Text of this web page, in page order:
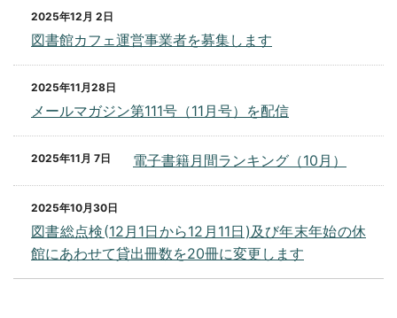
2025年12月 2日
図書館カフェ運営事業者を募集します
2025年11月28日
メールマガジン第111号（11月号）を配信
2025年11月 7日 電子書籍月間ランキング（10月）
2025年10月30日
図書総点検(12月1日から12月11日)及び年末年始の休
館にあわせて貸出冊数を20冊に変更します